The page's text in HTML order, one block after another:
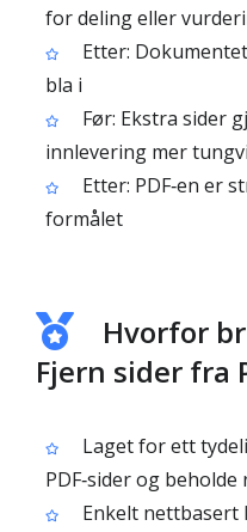
for deling eller
Etter:
bla i
Før: Ekstra sider
innlevering mer
Etter: PDF‑en er
formålet
Hvorfor
Fjern sider fra
Laget for ett
PDF‑sider og beholde
Enkelt nettbasert